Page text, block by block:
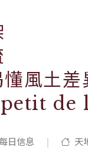
風土差
de
日信息 | 天